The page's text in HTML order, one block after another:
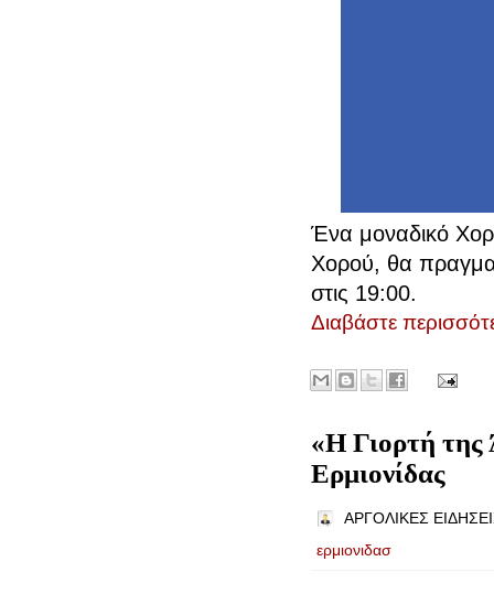
Ένα μοναδικό
Χορού, θα
στις 19:00.
Διαβάστε
«Η Γιορτή της
Ερμιονίδας
ΑΡΓΟΛΙΚΕΣ
ερμιονιδασ